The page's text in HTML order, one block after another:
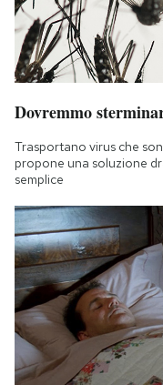
Dovremmo
Trasportano virus che
propone una soluzione
semplice